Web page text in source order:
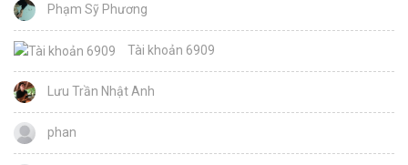
Phạm Sỹ Phương
Tài khoản 6909
Lưu Trần Nhật Anh
phan